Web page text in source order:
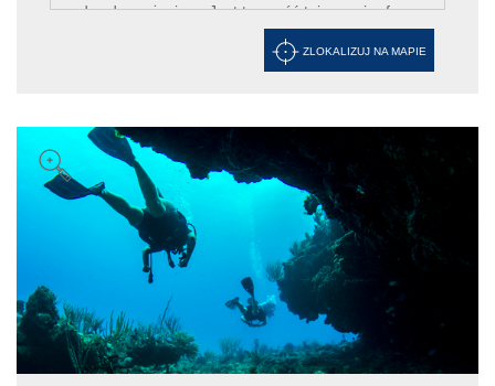
podwodnym życiem. Jest to część tej samej rafy,
która wiedzie od Viva Shallow i ciągnie się wzdłuż
wybrzeża aż do El Peñon i Piscina Natural.ZLOKALIZUJ NA MAPIE